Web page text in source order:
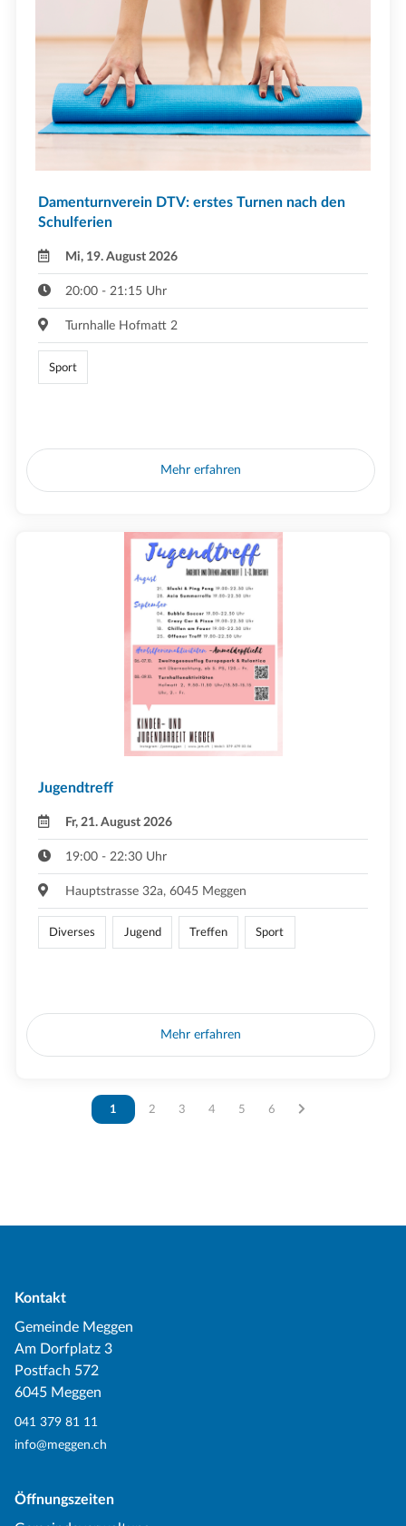
Damenturnverein DTV: erstes Turnen nach den
Schulferien
Mi, 19. August 2026
20:00 - 21:15 Uhr
Turnhalle Hofmatt 2
Sport
Mehr erfahren
Jugendtreff
Fr, 21. August 2026
19:00 - 22:30 Uhr
Hauptstrasse 32a, 6045 Meggen
Diverses Jugend Treffen Sport
Mehr erfahren
Vous êtes sur la page
1 Vous êtes sur la page
2 Vous êtes sur la page
3 Vous êtes sur la page
4 Vous êtes sur la page
5 Vous êtes sur la page
6
Kontakt
Gemeinde Meggen
Am Dorfplatz 3
Postfach 572
6045 Meggen
041 379 81 11
info@meggen.ch
Öffnungszeiten